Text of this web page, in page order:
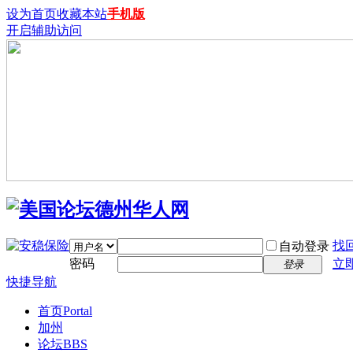
设为首页收藏本站手机版
开启辅助访问
自动登录 找
密码
登录
立
快捷导航
首页Portal
加州
论坛BBS